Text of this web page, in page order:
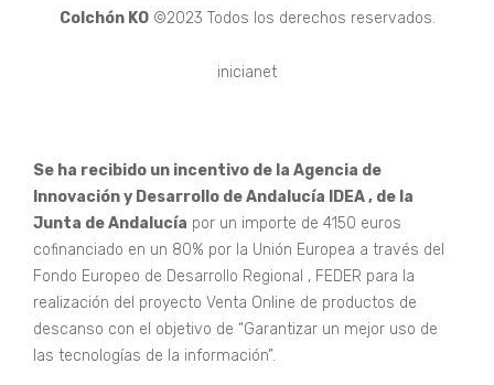
Colchón KO©2023 Todos los derechos reservados.
inicianet
Se ha recibido un incentivo de la Agencia de
Innovación y Desarrollo de Andalucía IDEA , de la
Junta de Andalucía por un importe de 4150 euros
cofinanciado en un 80% por la Unión Europea a través del
Fondo Europeo de Desarrollo Regional , FEDER para la
realización del proyecto Venta Online de productos de
descanso con el objetivo de “Garantizar un mejor uso de
las tecnologías de la información”.